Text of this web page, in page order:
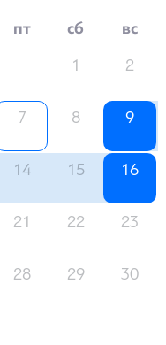
пт сб
вс
1
2
7 8 9
14 15 16
21 22 23
28 29 30